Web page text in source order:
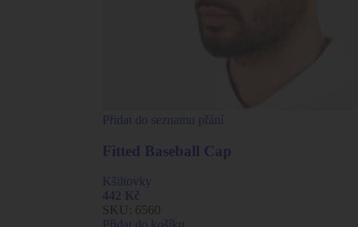
Přidat do seznamu přání
Fitted Baseball Cap
Kšiltovky
SKU: 6560